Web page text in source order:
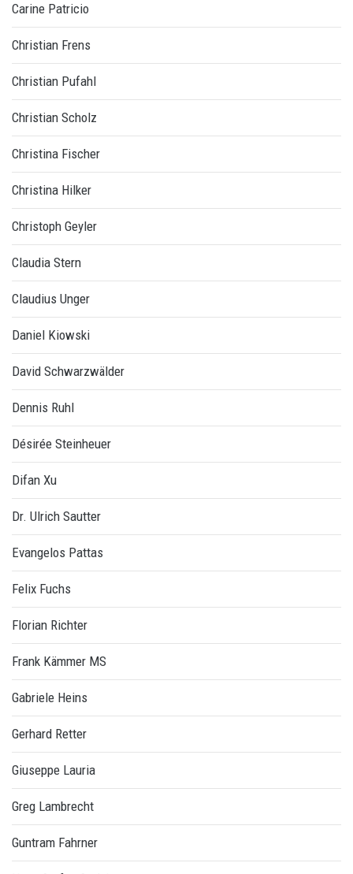
Carine Patricio
Christian Frens
Christian Pufahl
Christian Scholz
Christina Fischer
Christina Hilker
Christoph Geyler
Claudia Stern
Claudius Unger
Daniel Kiowski
David Schwarzwälder
Dennis Ruhl
Désirée Steinheuer
Difan Xu
Dr. Ulrich Sautter
Evangelos Pattas
Felix Fuchs
Florian Richter
Frank Kämmer MS
Gabriele Heins
Gerhard Retter
Giuseppe Lauria
Greg Lambrecht
Guntram Fahrner